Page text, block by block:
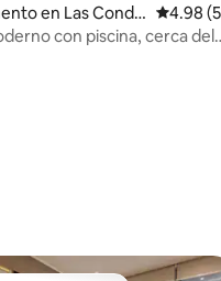
de 5; 85 evaluaciones
en Las Conde
4.98
con piscina, cerca del